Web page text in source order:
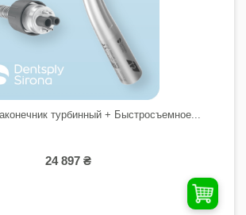
турбинный + Быстросъемное...
24 897 ₴